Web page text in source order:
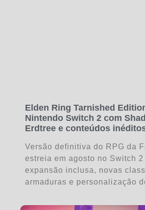
Elden Ring Tarnished
Nintendo Switch 2 com
Erdtree e conteúdos
Versão definitiva do RPG da
estreia em agosto no Switch 2
expansão inclusa, novas
armaduras e personalização